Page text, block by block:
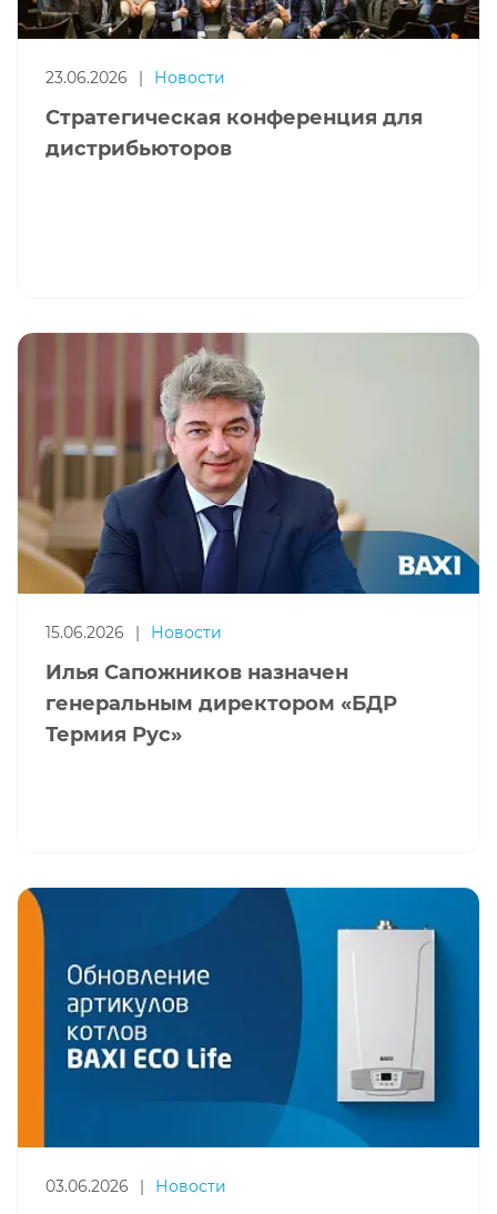
23.06.2026 Новости
Стратегическая конференция для
дистрибьюторов
15.06.2026 | Новости
Илья Сапожников назначен
генеральным директором «БДР
Термия Рус»
03.06.2026 Новости